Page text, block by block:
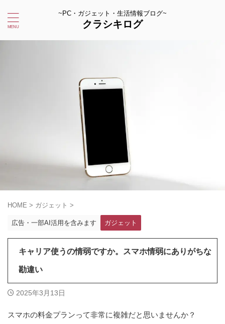
~PC・ガジェット・生活情報ブログ~
クラシキログ
HOME > ガジェット >
広告・一部AI活用を含みます ガジェット
キャリア使うの情弱ですか。スマホ情弱にありがちな
勘違い
2025年3月13日
スマホの料金プランって非常に複雑だと思いませんか？